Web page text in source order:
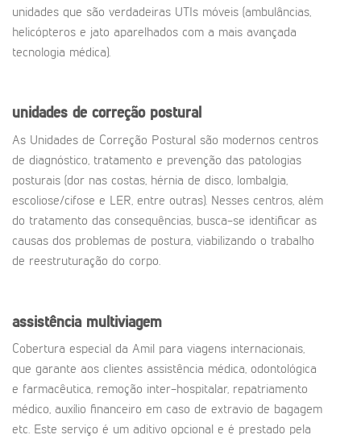
unidades que são verdadeiras UTIs móveis (ambulâncias,
helicópteros e jato aparelhados com a mais avançada
tecnologia médica).
unidades de correção postural
As Unidades de Correção Postural são modernos centros
de diagnóstico, tratamento e prevenção das patologias
posturais (dor nas costas, hérnia de disco, lombalgia,
escoliose/cifose e LER, entre outras). Nesses centros, além
do tratamento das consequências, busca-se identificar as
causas dos problemas de postura, viabilizando o trabalho
de reestruturação do corpo.
assistência multiviagem
Cobertura especial da Amil para viagens internacionais,
que garante aos clientes assistência médica, odontológica
e farmacêutica, remoção inter-hospitalar, repatriamento
médico, auxílio financeiro em caso de extravio de bagagem
etc. Este serviço é um aditivo opcional e é prestado pela